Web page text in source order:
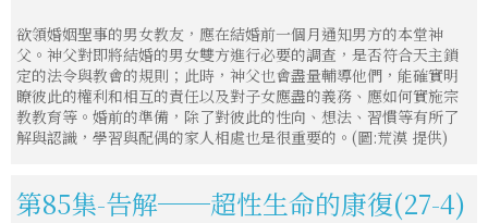
欲領婚姻聖事的男女教友，應在結婚前一個月通知男方的本堂神
父。神父對即將結婚的男女雙方進行必要的調查，是否符合天主鎖
定的法令與教會的規則；此時，神父也會盡量輔導他們，能確實明
瞭彼此的權利和相互的責任以及對子女應盡的義務、應如何實施宗
教教育等。婚前的準備，除了對彼此的性向、想法、習慣等有所了
解與認識，學習與配偶的家人相處也是很重要的。(圖:荒漠 提供)
第85集-告解──超性生命的康復(27-4)